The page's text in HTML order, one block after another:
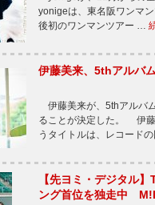
yonigeは、東名阪ワンマ
後初のワンマンツアー …
伊藤美来、5thアルバ
伊藤美来が、5thアルバ
ることが決定した。 伊藤
うタイトルは、レコード
【先ヨミ・デジタル
ング首位を独走中